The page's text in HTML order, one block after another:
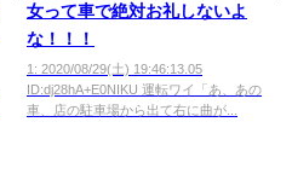
女って車で絶対お礼しないよ
な！！！
1: 2020/08/29(土) 19:46:13.05
ID:dj28hA+E0NIKU 運転ワイ「あ、あの
車、店の駐車場から出て右に曲が...